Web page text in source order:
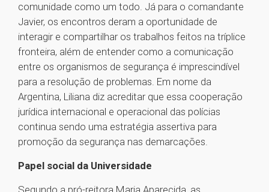
comunidade como um todo. Já para o comandante
Javier, os encontros deram a oportunidade de
interagir e compartilhar os trabalhos feitos na tríplice
fronteira, além de entender como a comunicação
entre os organismos de segurança é imprescindível
para a resolução de problemas. Em nome da
Argentina, Liliana diz acreditar que essa cooperação
jurídica internacional e operacional das polícias
continua sendo uma estratégia assertiva para
promoção da segurança nas demarcações.
Papel social da Universidade